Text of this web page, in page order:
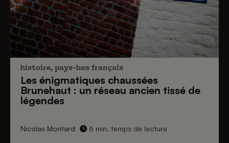
histoire, pays-bas français
Les énigmatiques chaussées
Brunehaut : un réseau ancien tissé de
légendes
Nicolas Montard 6 min. temps de lecture